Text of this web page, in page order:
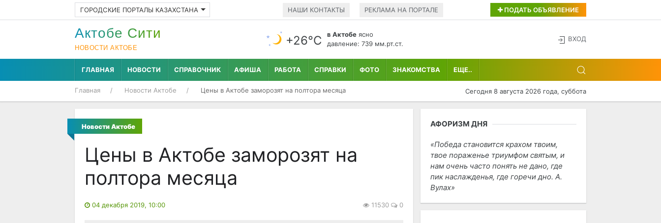
ГОРОДСКИЕ ПОРТАЛЫ КАЗАХСТАНА НАШИ КОНТАКТЫ РЕКЛАМА НА ПОРТАЛЕ ПОДАТЬ ОБЪЯВЛЕНИЕ
Актобе Cити
НОВОСТИ АКТОБЕ
+26°С в Актобе ясно
давление: 739 мм.рт.ст.
ВХОД
ГЛАВНАЯ НОВОСТИ СПРАВОЧНИК АФИША РАБОТА СПРАВКИ ФОТО ЗНАКОМСТВА ЕЩЕ..
Главная Новости Актобе Цены в Актобе заморозят на полтора месяца Сегодня 8 августа 2026 года, суббота
Новости Актобе
Цены в Актобе заморозят на
полтора месяца
04 декабря 2019, 10:00 11530 0
АФОРИЗМ ДНЯ
Победа становится крахом твоим,
твое пораженье триумфом святым, и
нам очень часто понять не дано, где
пик наслажденья, где горечи дно. А.
Вулах